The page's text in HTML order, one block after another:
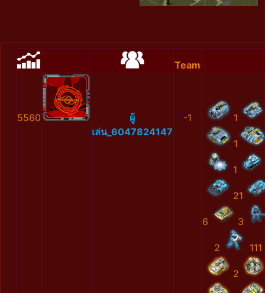
Team
5560
ผู้
เล่น_6047824147
-1 1
1
1
21
6 3
2 111
2